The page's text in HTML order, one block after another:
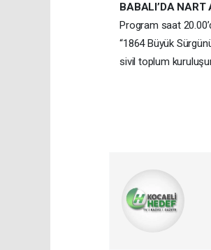
BABALI’DA NART
Program saat
“1864 Büyük
sivil toplum